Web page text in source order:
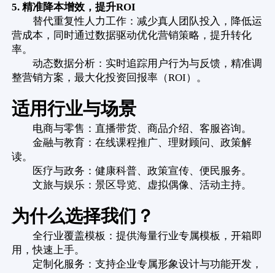
5. 精准降本增效，提升ROI
替代重复性人力工作：减少真人团队投入，降低运
营成本，同时通过数据驱动优化营销策略，提升转化
率。
动态数据分析：实时追踪用户行为与反馈，精准调
整营销方案，最大化投资回报率（ROI）。
适用行业与场景
电商与零售：直播带货、商品介绍、客服咨询。
金融与教育：在线课程推广、理财顾问、政策解
读。
医疗与政务：健康科普、政策宣传、便民服务。
文旅与娱乐：景区导览、虚拟偶像、活动主持。
为什么选择我们？
全行业覆盖模板：提供海量行业专属模板，开箱即
用，快速上手。
定制化服务：支持企业专属形象设计与功能开发，